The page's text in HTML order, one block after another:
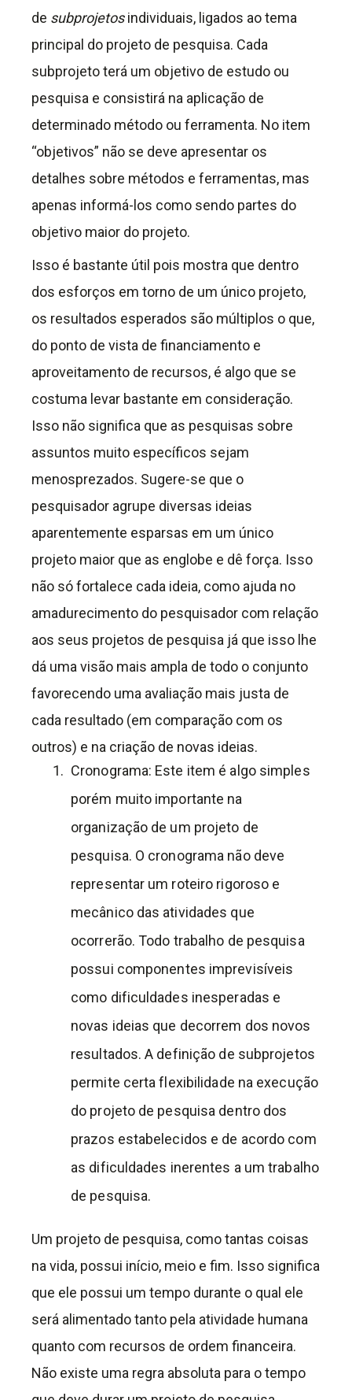
de subprojetosindividuais, ligados ao tema
principal do projeto de pesquisa. Cada
subprojeto terá um objetivo de estudo ou
pesquisa e consistirá na aplicação de
determinado método ou ferramenta. No item
“objetivos” não se deve apresentar os
detalhes sobre métodos e ferramentas, mas
apenas informá-los como sendo partes do
objetivo maior do projeto.
Isso é bastante útil pois mostra que dentro
dos esforços em torno de um único projeto,
os resultados esperados são múltiplos o que,
do ponto de vista de financiamento e
aproveitamento de recursos, é algo que se
costuma levar bastante em consideração.
Isso não significa que as pesquisas sobre
assuntos muito específicos sejam
menosprezados. Sugere-se que o
pesquisador agrupe diversas ideias
aparentemente esparsas em um único
projeto maior que as englobe e dê força. Isso
não só fortalece cada ideia, como ajuda no
amadurecimento do pesquisador com relação
aos seus projetos de pesquisa já que isso lhe
dá uma visão mais ampla de todo o conjunto
favorecendo uma avaliação mais justa de
cada resultado (em comparação com os
outros) e na criação de novas ideias.
Cronograma: Este item é algo simples
porém muito importante na
organização de um projeto de
pesquisa. O cronograma não deve
representar um roteiro rigoroso e
mecânico das atividades que
ocorrerão. Todo trabalho de pesquisa
possui componentes imprevisíveis
como dificuldades inesperadas e
novas ideias que decorrem dos novos
resultados. A definição de subprojetos
permite certa flexibilidade na execução
do projeto de pesquisa dentro dos
prazos estabelecidos e de acordo com
as dificuldades inerentes a um trabalho
de pesquisa.
Um projeto de pesquisa, como tantas coisas
na vida, possui início, meio e fim. Isso significa
que ele possui um tempo durante o qual ele
será alimentado tanto pela atividade humana
quanto com recursos de ordem financeira.
Não existe uma regra absoluta para o tempo